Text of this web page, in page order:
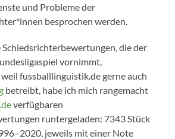
und Probleme der
besprochen werden.
Schiedsrichterbewertungen, die der
vornimmt,
fussballlinguistik.de gerne auch
betreibt, habe ich mich rangemacht
verfügbaren
runtergeladen: 7343 Stück
jeweils mit einer Note